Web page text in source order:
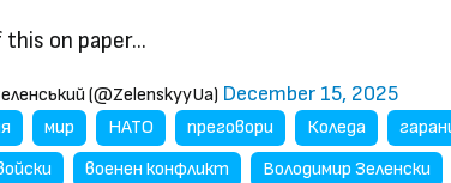
on paper…
(@ZelenskyyUa) December 15, 2025
мир НАТО преговори Коледа
военен конфликт
Володимир Зеленски